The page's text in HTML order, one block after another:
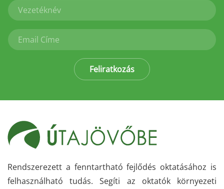
Feliratkozás
Rendszerezett a fenntartható fejlődés oktatásához is
felhasználható tudás. Segíti az oktatók környezeti